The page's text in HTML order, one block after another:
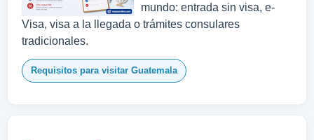
mundo: entrada sin visa, e-
Visa, visa a la llegada o trámites consulares
tradicionales.
Requisitos para visitar Guatemala